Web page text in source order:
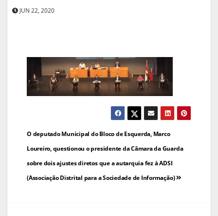
JUN 22, 2020
Navegação
de
artigos
O deputado Municipal do Bloco de Esquerda, Marco
Loureiro, questionou o presidente da Câmara da Guarda
sobre dois ajustes diretos que a autarquia fez à ADSI
(Associação Distrital para a Sociedade de Informação)